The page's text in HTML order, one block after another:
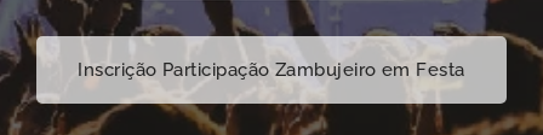
Inscrição Participação Zambujeiro em Festa